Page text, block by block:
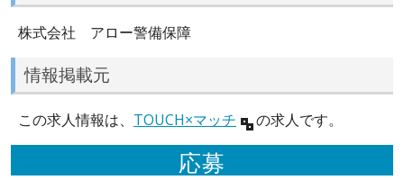
株式会社 アロー警備保障
情報掲載元
この求人情報は、 TOUCH×マッチ の求人です。
応募